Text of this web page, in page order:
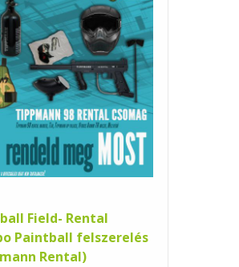
Field- Rental
Paintball felszerelés
Rental)